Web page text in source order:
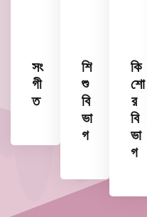
সং
গী
ত
শি
শু
বি
ভা
গ
কি
শো
র
বি
ভা
গ